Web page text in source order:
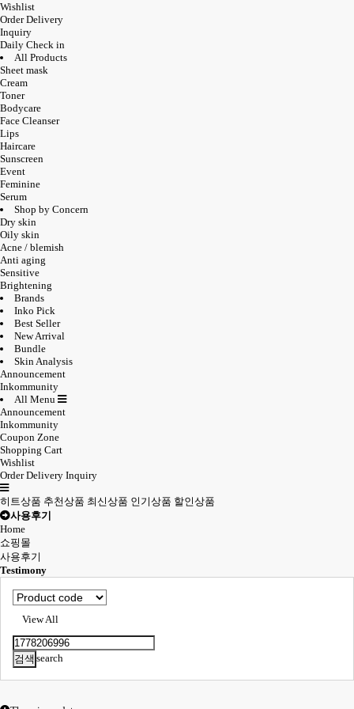
Wishlist
Order Delivery
Inquiry
Daily Check in
All Products
Sheet mask
Cream
Toner
Bodycare
Face Cleanser
Lips
Haircare
Sunscreen
Event
Feminine
Serum
Shop by Concern
Dry skin
Oily skin
Acne / blemish
Anti aging
Sensitive
Brightening
Brands
Inko Pick
Best Seller
New Arrival
Bundle
Skin Analysis
Announcement
Inkommunity
All Menu
Announcement
Inkommunity
Coupon Zone
Shopping Cart
Wishlist
Order Delivery Inquiry
히트상품 추천상품 최신상품 인기상품 할인상품
사용후기
Home
쇼핑몰
사용후기
Testimony
View All
search